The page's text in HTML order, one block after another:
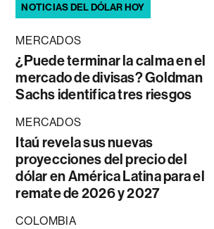
NOTICIAS DEL DÓLAR HOY
MERCADOS
¿Puede terminar la calma en el
mercado de divisas? Goldman
Sachs identifica tres riesgos
MERCADOS
Itaú revela sus nuevas
proyecciones del precio del
dólar en América Latina para el
remate de 2026 y 2027
COLOMBIA